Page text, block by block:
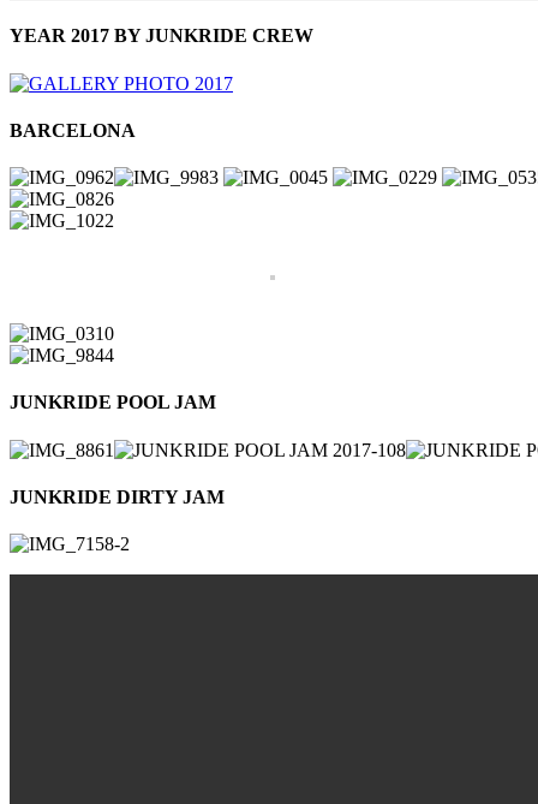
YEAR 2017 BY JUNKRIDE CREW
BARCELONA
JUNKRIDE POOL JAM
JUNKRIDE DIRTY JAM